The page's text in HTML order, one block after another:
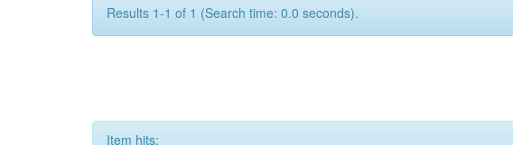
Results 1-1 of 1 (Search time: 0.0 seconds).
Item hits: